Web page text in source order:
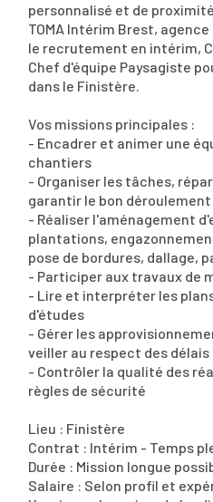
personnalisé et de
TOMA Intérim Brest,
le recrutement en intérim,
Chef d'équipe Paysagiste
dans le Finistère.
Vos missions principales :
- Encadrer et animer une
chantiers
- Organiser les tâches,
garantir le bon
- Réaliser l'aménagement
plantations,
pose de bordures, dallage,
- Participer aux travaux de
- Lire et interpréter les
d'études
- Gérer les
veiller au respect des délais
- Contrôler la qualité des
règles de sécurité
Lieu : Finistère
Contrat : Intérim - Temps
Durée : Mission longue
Salaire : Selon profil et